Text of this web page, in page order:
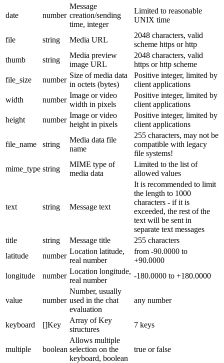
date number
Message
creation/sending
time, integer
Limited to reasonable
UNIX time
file string Media URL
2048 characters, valid
scheme https or http
thumb
string
Media preview
image URL
2048 characters, valid
https or http scheme
file_size
number
Size of media data
in octets (bytes)
Positive integer, limited by
client applications
width
number
Image or video
width in pixels
Positive integer, limited by
client applications
height
number
Image or video
height in pixels
Positive integer, limited by
client applications
file_name string
Media data file
name
255 characters, may not be
compatible with legacy
file systems!
mime_type string
MIME type of
media data
Limited to the list of
allowed values
text string Message text
It is recommended to limit
the length to 1000
characters - if it is
exceeded, the rest of the
text will be sent in
separate text messages
title
string Message title
255 characters
latitude
number
Location latitude,
real number
from -90.0000 to
+90.0000
longitude
number
Location longitude,
real number
-180.0000 to +180.0000
value number
Number, usually
used in the chat
evaluation
any number
keyboard []Key
Array of Key
structures
7 keys
multiple boolean
Allows multiple
selection on the
keyboard, boolean
true or false